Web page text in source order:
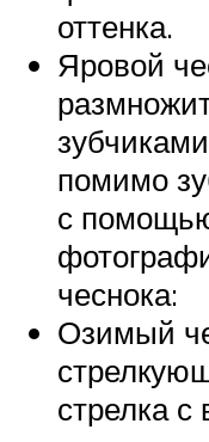
оттенка.
Яровой
помимо
с
чеснока:
Озимый
стрелка